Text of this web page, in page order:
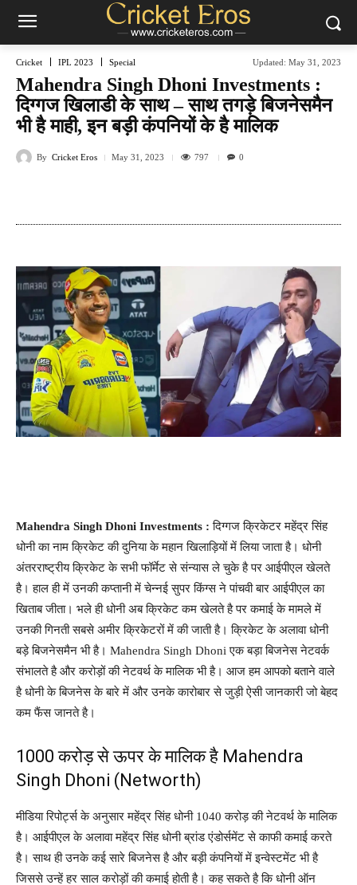
Cricket IPL 2023 Special Updated: May 31, 2023
Mahendra Singh Dhoni Investments :
दिग्गज खिलाडी के साथ – साथ तगड़े बिजनेसमैन
भी है माही, इन बड़ी कंपनियों के है मालिक
By Cricket Eros May 31, 2023 797 0
Mahendra Singh Dhoni Investments :दिग्गज क्रिकेटर महेंद्र सिंह
धोनी का नाम क्रिकेट की दुनिया के महान खिलाड़ियों में लिया जाता है। धोनी
अंतरराष्ट्रीय क्रिकेट के सभी फॉर्मेट से संन्यास ले चुके है पर आईपीएल खेलते
है। हाल ही में उनकी कप्तानी में चेन्नई सुपर किंग्स ने पांचवी बार आईपीएल का
खिताब जीता। भले ही धोनी अब क्रिकेट कम खेलते है पर कमाई के मामले में
उनकी गिनती सबसे अमीर क्रिकेटरों में की जाती है। क्रिकेट के अलावा धोनी
बड़े बिजनेसमैन भी है। Mahendra Singh Dhoni एक बड़ा बिजनेस नेटवर्क
संभालते है और करोड़ों की नेटवर्थ के मालिक भी है। आज हम आपको बताने वाले
है धोनी के बिजनेस के बारे में और उनके कारोबार से जुड़ी ऐसी जानकारी जो बेहद
कम फैंस जानते है।
1000 करोड़ से ऊपर के मालिक है Mahendra
Singh Dhoni (Networth)
मीडिया रिपोर्ट्स के अनुसार महेंद्र सिंह धोनी 1040 करोड़ की नेटवर्थ के मालिक
है। आईपीएल के अलावा महेंद्र सिंह धोनी ब्रांड एंडोर्समेंट से काफी कमाई करते
है। साथ ही उनके कई सारे बिजनेस है और बड़ी कंपनियों में इन्वेस्टमेंट भी है
जिससे उन्हें हर साल करोड़ों की कमाई होती है। कह सकते है कि धोनी ऑन